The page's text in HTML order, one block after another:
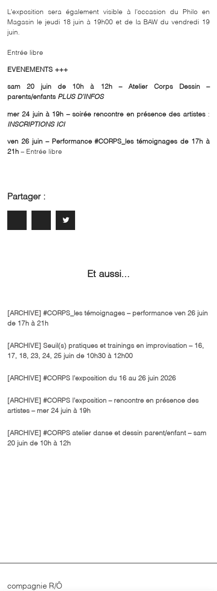
Et aussi...
[ARCHIVE] #CORPS_les témoignages – performance ven 26 juin
de 17h à 21h
[ARCHIVE] Seuil(s) pratiques et trainings en improvisation – 16,
17, 18, 23, 24, 25 juin de 10h30 à 12h00
[ARCHIVE] #CORPS l’exposition du 16 au 26 juin 2026
[ARCHIVE] #CORPS l’exposition – rencontre en présence des
artistes – mer 24 juin à 19h
[ARCHIVE] #CORPS atelier danse et dessin parent/enfant – sam
20 juin de 10h à 12h
L’exposition sera également visible à l’occasion du Philo en
Magasin le jeudi 18 juin à 19h00 et de la BAW du vendredi 19
juin.
Entrée libre
EVENEMENTS +++
sam 20 juin de 10h à 12h – Atelier Corps Dessin –
parents/enfants PLUS D’INFOS
mer 24 juin à 19h – soirée rencontre en présence des artistes:
INSCRIPTIONS ICI
ven 26 juin – Performance #CORPS_les témoignages de 17h à
21h – Entrée libre
Partager :
compagnie R/Ô